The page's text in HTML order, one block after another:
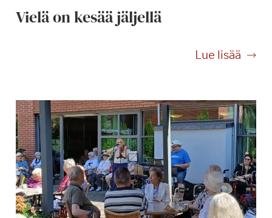
Vielä on kesää jäljellä
Lue lisää
V
l
ä
o
s
ä